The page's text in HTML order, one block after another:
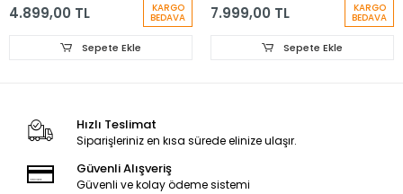
4.899,00 TL KARGO
BEDAVA
Sepete Ekle
Kalem Çantası, Özel
Matara Set
7.999,00 TL KARGO
BEDAVA
Sepete Ekle
Hızlı Teslimat
Siparişleriniz en kısa sürede elinize ulaşır.
Güvenli Alışveriş
Güvenli ve kolay ödeme sistemi